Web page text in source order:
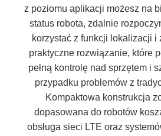
z poziomu aplikacji możesz na
status robota, zdalnie
korzystać z funkcji lokalizacji i
praktyczne rozwiązanie, które
pełną kontrolę nad sprzętem i
przypadku problemów z
Kompaktowa konstrukcja
dopasowana do robotów
obsługa sieci LTE oraz